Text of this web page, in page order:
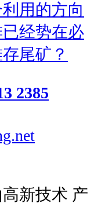
用的方向
经势在必
尾矿？
2385
新技术 产